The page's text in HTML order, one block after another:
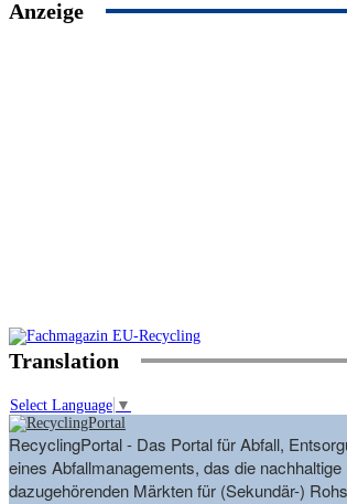
Anzeige
Translation
Select Language ▼
RecyclingPortal - Das Portal für Abfall,
eines Abfallmanagements, das die
dazugehörenden Märkten für (Sekundär-)